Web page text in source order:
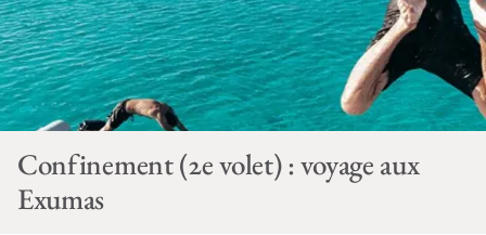
Confinement (2e volet) : voyage aux
Exumas